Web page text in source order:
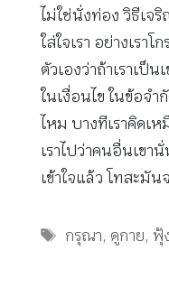
ไม่ใช่นั่งท่อง วิธีเจ
ใส่ใจเรา อย่างเรา
ตัวเองว่าถ้าเราเป็
ในเงื่อนไข ในข้อจำ
ไหม บางทีเราคิดเ
เราไปว่าคนอื่นเขานั่
เข้าใจแล้ว โทสะมัน
Tags
กรุณา, ดูกาย, ฟุ้